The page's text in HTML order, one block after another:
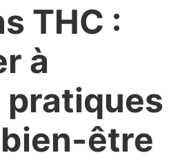
THC :
à
pratiques
être